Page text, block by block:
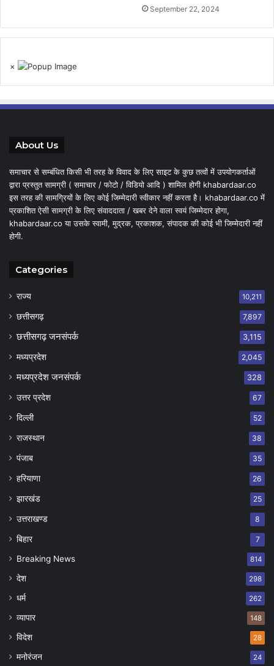
September 22, 2024
×
About Us
समाचार से सम्बंधित किसी भी तरह के विवाद के लिए साइट के कुछ तत्वों में उपयोगकर्ताओं
द्वारा प्रस्तुत सामग्री ( समाचार / फोटो / विडियो आदि ) शामिल होगी khabardaar.co
इस तरह की सामग्रियों के लिए कोई जिम्मेदारी स्वीकार नहीं करता है। khabardaar.co में
प्रकाशित ऐसी सामग्री के लिए संवाददाता / खबर देने वाला स्वयं जिम्मेदार होगा,
khabardaar.co या उसके स्वामी, मुद्रक, प्रकाशक, संपादक की कोई भी जिम्मेदारी नहीं
होगी.
Categories
राज्य 10,211
छत्तीसगढ़ 7,897
छत्तीसगढ़ जनसंपर्क 3,115
मध्यप्रदेश 2,045
मध्यप्रदेश जनसंपर्क 328
उत्तर प्रदेश 67
दिल्ली 52
राजस्थान 38
पंजाब 35
हरियाणा 26
झारखंड 25
उत्तराखण्ड 8
बिहार 7
Breaking News 814
देश 298
धर्म 262
व्यापार 148
विदेश 28
मनोरंजन 24